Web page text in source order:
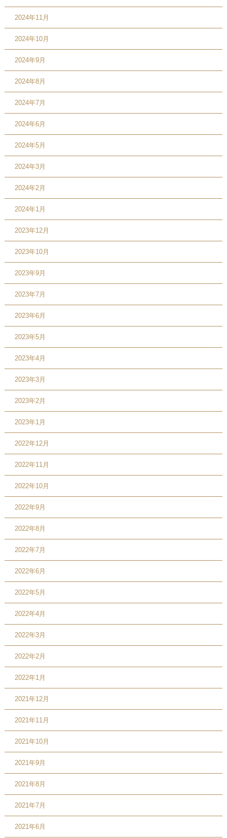
2024年11月
2024年10月
2024年9月
2024年8月
2024年7月
2024年6月
2024年5月
2024年3月
2024年2月
2024年1月
2023年12月
2023年10月
2023年9月
2023年7月
2023年6月
2023年5月
2023年4月
2023年3月
2023年2月
2023年1月
2022年12月
2022年11月
2022年10月
2022年9月
2022年8月
2022年7月
2022年6月
2022年5月
2022年4月
2022年3月
2022年2月
2022年1月
2021年12月
2021年11月
2021年10月
2021年9月
2021年8月
2021年7月
2021年6月